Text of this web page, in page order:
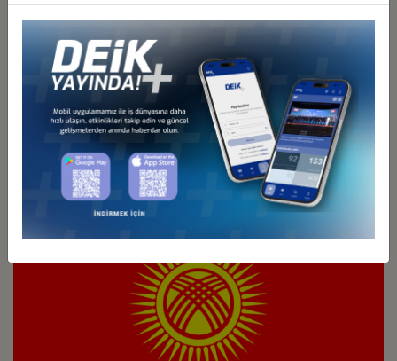
Türkiye - Kazakistan
İş Konseyi